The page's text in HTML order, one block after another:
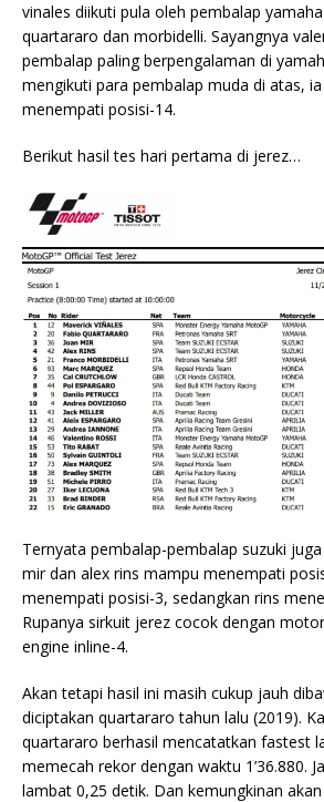
vinales diikuti pula oleh pembalap
quartararo dan morbidelli. Sayangnya
pembalap paling berpengalaman di
mengikuti para pembalap muda di atas,
menempati posisi-14.
Berikut hasil tes hari pertama di jerez…
Ternyata pembalap-pembalap suzuki
mir dan alex rins mampu menempati
menempati posisi-3, sedangkan rins
Rupanya sirkuit jerez cocok dengan
engine inline-4.
Akan tetapi hasil ini masih cukup jauh
diciptakan quartararo tahun lalu (2019).
quartararo berhasil mencatatkan fastest
memecah rekor dengan waktu 1’36.880.
lambat 0,25 detik. Dan kemungkinan